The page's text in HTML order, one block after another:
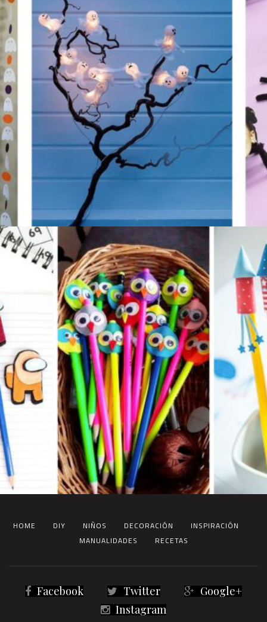
HOME DIY NIÑOS DECORACIÓN
INSPIRACIÓN
MANUALIDADES
RECETAS
Facebook Twitter
Google+
Instagram